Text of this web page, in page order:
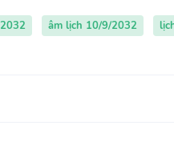
âm lịch 10/9/2032